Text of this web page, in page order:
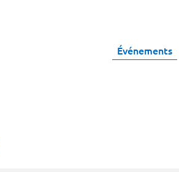
Événements